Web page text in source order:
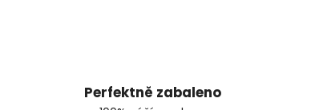
Perfektně zabaleno